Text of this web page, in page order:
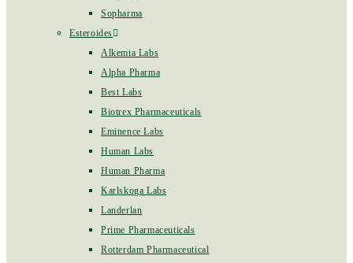
Sopharma
Esteroides
Alkemia Labs
Alpha Pharma
Best Labs
Biotrex Pharmaceuticals
Eminence Labs
Human Labs
Human Pharma
Karlskoga Labs
Landerlan
Prime Pharmaceuticals
Rotterdam Pharmaceutical